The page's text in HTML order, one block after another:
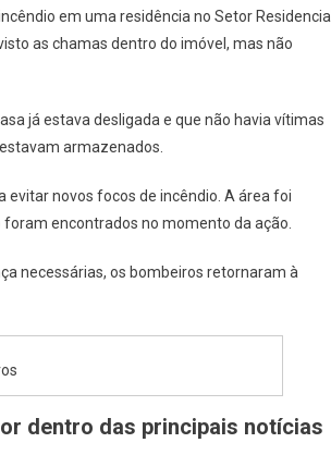
em uma residência no Setor Residencial
as chamas dentro do imóvel, mas não
já estava desligada e que não havia vítimas
armazenados.
novos focos de incêndio. A área foi
encontrados no momento da ação.
necessárias, os bombeiros retornaram à
dentro das principais notícias